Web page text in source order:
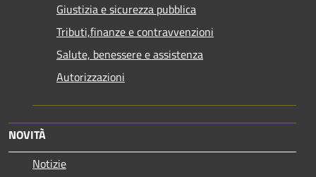
Giustizia e sicurezza pubblica
Tributi,finanze e contravvenzioni
Salute, benessere e assistenza
Autorizzazioni
NOVITÀ
Notizie